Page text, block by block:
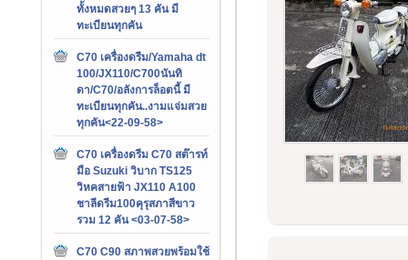
ทั้งหมดสวยๆ 13 คัน มี
ทะเบียนทุกคัน
C70 เครื่องดรีม/Yamaha dt
100/JX110/C700นันทิ
ดา/C70/อลังการล็อตนี้ มี
ทะเบียนทุกคัน..งามแจ่มสวย
ทุกคัน<22-09-58>
C70 เครื่องดรีม C70 สต๊ารท์
มือ Suzuki วิบาก TS125
วิหคสายฟ้า JX110 A100
ชาลีดรีม100คุรุสภาสีขาว
รวม 12 คัน <03-07-58>
C70 C90 สภาพสวยพร้อมใช้